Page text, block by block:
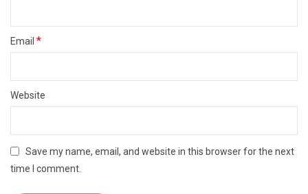
Email *
Website
Save my name, email, and website in this browser for the next
time I comment.